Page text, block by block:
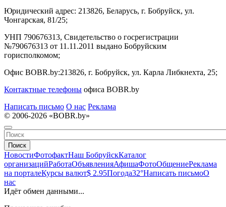
Юридический адрес: 213826, Беларусь, г. Бобруйск, ул.
Чонгарская, 81/25;
УНП 790676313, Свидетельство о госрегистрации
№790676313 от 11.11.2011 выдано Бобруйским
горисполкомом;
Офис BOBR.by:213826, г. Бобруйск, ул. Карла Либкнехта, 25;
Контактные телефоны офиса BOBR.by
Написать письмо О нас Реклама
© 2006-2026 «BOBR.by»
Поиск
НовостиФотофактНаш БобруйскКаталог
организацийРаботаОбъявленияАфишаФотоОбщениеРеклама
на порталеКурсы валют$ 2.95Погода32°Написать письмоО
нас
Идёт обмен данными...